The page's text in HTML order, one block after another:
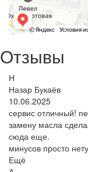
Отзывы
Н
Назар Букаёв
10.06.2025
сервис отличный!
замену масла
сюда еще.
минусов просто нету
Ещё